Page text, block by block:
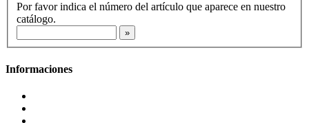
Por favor indica el número del artículo que aparece en nuestro
catálogo.
Informaciones